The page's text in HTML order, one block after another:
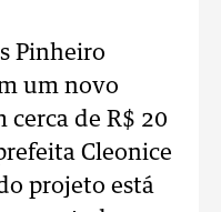
Pinheiro
um novo
cerca de R$ 20
Cleonice
projeto está